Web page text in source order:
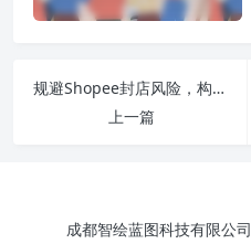
规避Shopee封店风险，构建稳定的跨境店铺运营体系
上一篇
成都智绘蓝图科技有限公司